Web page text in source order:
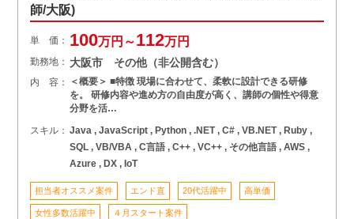
師/大阪)
単 価： 100万円～112万円
勤務地： 大阪市 その他（非公開含む）
内 容：
＜概要＞ ■特徴 現場に合わせて、柔軟に設計できる研修
を。 研修内容や進め方の自由度が高く、講師の個性や得意
分野を活…
スキル： Java , JavaScript , Python , .NET , C# , VB.NET , Ruby ,
SQL , VB/VBA , C言語 , C++ , VC++ , その他言語 , AWS ,
Azure , DX , IoT
担当者オススメ案件 エンド直 20代活躍中 高単価
女性多数活躍中 ４月スタート案件